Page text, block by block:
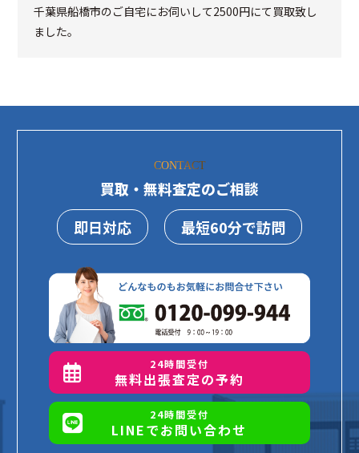
千葉県船橋市のご自宅にお伺いして2500円にて買取致し
ました。
CONTACT
買取・無料査定のご相談
即日対応
最短60分で訪問
24時間受付
無料出張査定の予約
24時間受付
LINEでお問い合わせ